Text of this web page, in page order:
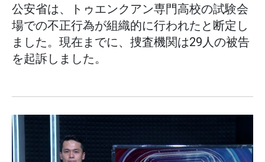
公安省は、トゥエンクアン専門高校の試験会
場での不正行為が組織的に行われたと断定し
ました。現在までに、捜査機関は29人の被告
を起訴しました。